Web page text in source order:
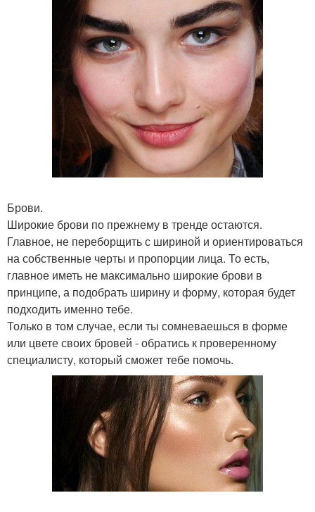
Брови.
Широкие брови по прежнему в тренде остаются.
Главное, не переборщить с шириной и ориентироваться
на собственные черты и пропорции лица. То есть,
главное иметь не максимально широкие брови в
принципе, а подобрать ширину и форму, которая будет
подходить именно тебе.
Только в том случае, если ты сомневаешься в форме
или цвете своих бровей - обратись к проверенному
специалисту, который сможет тебе помочь.